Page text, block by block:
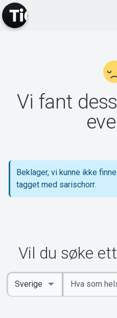
Om
Vi fant
Beklager, vi kunne ikke
tagget med sarischorr.
Vil du søke
Angi
nøkkelord
Select
Country